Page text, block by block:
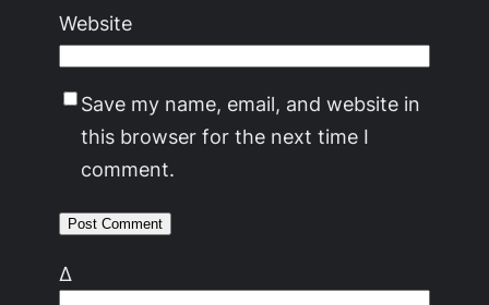
Website
Save my name, email, and website in
this browser for the next time I
comment.
Δ